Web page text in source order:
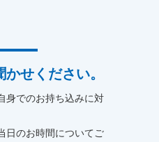
せください。
身でのお持ち込みに対
日のお時間についてご